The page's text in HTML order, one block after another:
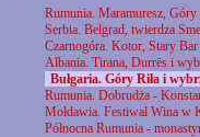
Rumunia. Maramuresz,
Serbia. Belgrad, twierdza
Czarnogóra. Kotor, Stary
Albania. Tirana, Durrës i
Bułgaria. Góry Riła i
Rumunia. Dobrudża -
Mołdawia. Festiwal Wina
Północna Rumunia -